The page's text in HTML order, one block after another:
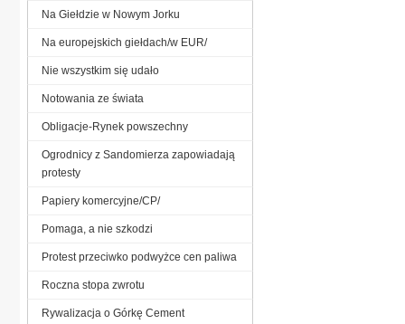
Na Giełdzie w Nowym Jorku
Na europejskich giełdach/w EUR/
Nie wszystkim się udało
Notowania ze świata
Obligacje-Rynek powszechny
Ogrodnicy z Sandomierza zapowiadają
protesty
Papiery komercyjne/CP/
Pomaga, a nie szkodzi
Protest przeciwko podwyżce cen paliwa
Roczna stopa zwrotu
Rywalizacja o Górkę Cement